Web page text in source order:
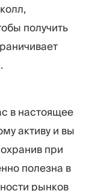
получить
в настоящее
активу и вы
при
полезна в
рынков